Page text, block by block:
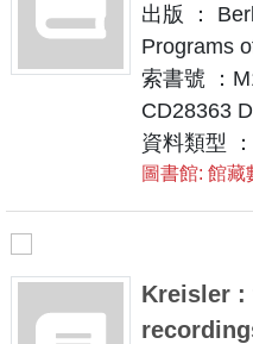
出版 ：
Programs
索書號 ：
CD28363
資料類型
圖書館: 館藏
Kreisler :